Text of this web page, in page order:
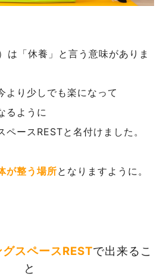
は「休養」と言う意味がありま
より少しでも楽になって
るように
ペースRESTと名付けました。
が整う場所となりますように。
スペースRESTで出来るこ
と